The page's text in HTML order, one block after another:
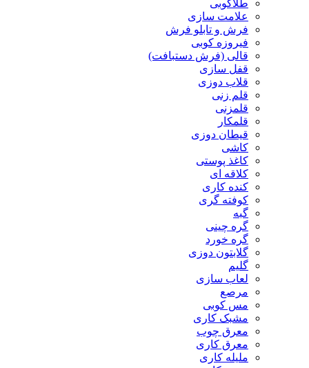
طلاکوبی
علامت سازی
فرش و تابلو فرش
فیروزه کوبی
قالی (فرش دستبافت)
قفل سازی
قلاب دوزی
قلم زنی
قلمزنی
قلمکار
قیطان دوزی
کاشی
کاغذ پوستی
کلاقه ای
کنده کاری
کوفته گری
گره چینی
گره خورد
گلابتون دوزی
گلیم
لعاب سازی
مرصع
مس کوبی
مشبک کاری
معرق چوب
معرق کاری
مليله کاری